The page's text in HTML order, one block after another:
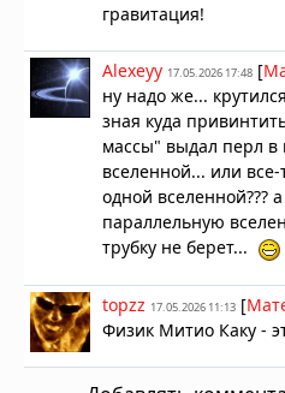
гравитация!
Alexeyy 17.05.2026 17:48 [
ну надо же...
зная куда
массы" выдал перл в
вселенной... или
одной вселенной???
параллельную
трубку не берет...
topzz 17.05.2026 11:13 [
Физик Митио Каку -